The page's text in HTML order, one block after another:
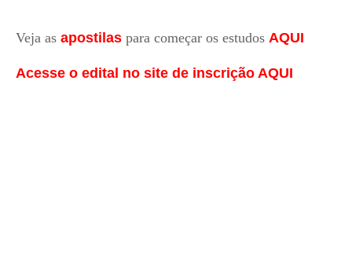
Veja as apostilas para começar os estudos AQUI
Acesse o edital no site de inscrição AQUI